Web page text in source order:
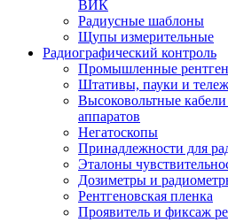
ВИК
Радиусные шаблоны
Щупы измерительные
Радиографический контроль
Промышленные
Штативы, пауки и
Высоковольтные
аппаратов
Негатоскопы
Принадлежности для
Эталоны
Дозиметры и
Рентгеновская пленка
Проявитель и фиксаж